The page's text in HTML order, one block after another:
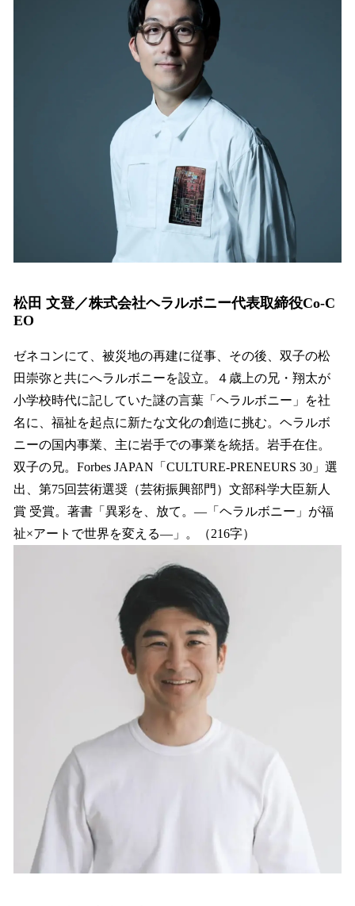
松田 文登／株式会社ヘラルボニー代表取締役Co-C
EO
ゼネコンにて、被災地の再建に従事、その後、双子の松
田崇弥と共にへラルボニーを設立。４歳上の兄・翔太が
小学校時代に記していた謎の言葉「ヘラルボニー」を社
名に、福祉を起点に新たな文化の創造に挑む。ヘラルボ
ニーの国内事業、主に岩手での事業を統括。岩手在住。
双子の兄。Forbes JAPAN「CULTURE-PRENEURS 30」選
出、第75回芸術選奨（芸術振興部門）文部科学大臣新人
賞 受賞。著書「異彩を、放て。―「ヘラルボニー」が福
祉×アートで世界を変える―」。（216字）